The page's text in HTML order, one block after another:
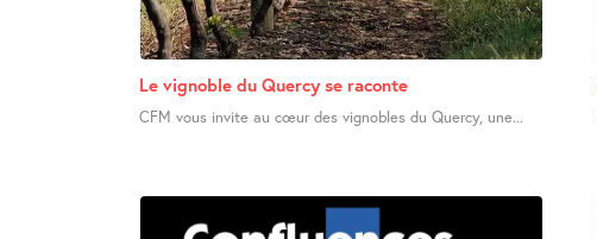
Le vignoble du Quercy se raconte
CFM vous invite au cœur des vignobles du Quercy, une...